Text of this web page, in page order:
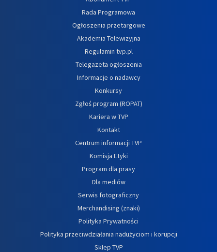
Rada Programowa
Ogłoszenia przetargowe
Akademia Telewizyjna
Regulamin tvp.pl
Telegazeta ogłoszenia
Informacje o nadawcy
Konkursy
Zgłoś program (ROPAT)
Kariera w TVP
Kontakt
Centrum informacji TVP
Komisja Etyki
Program dla prasy
Dla mediów
Serwis fotograficzny
Merchandising (znaki)
Polityka Prywatności
Polityka przeciwdziałania nadużyciom i korupcji
Sklep TVP